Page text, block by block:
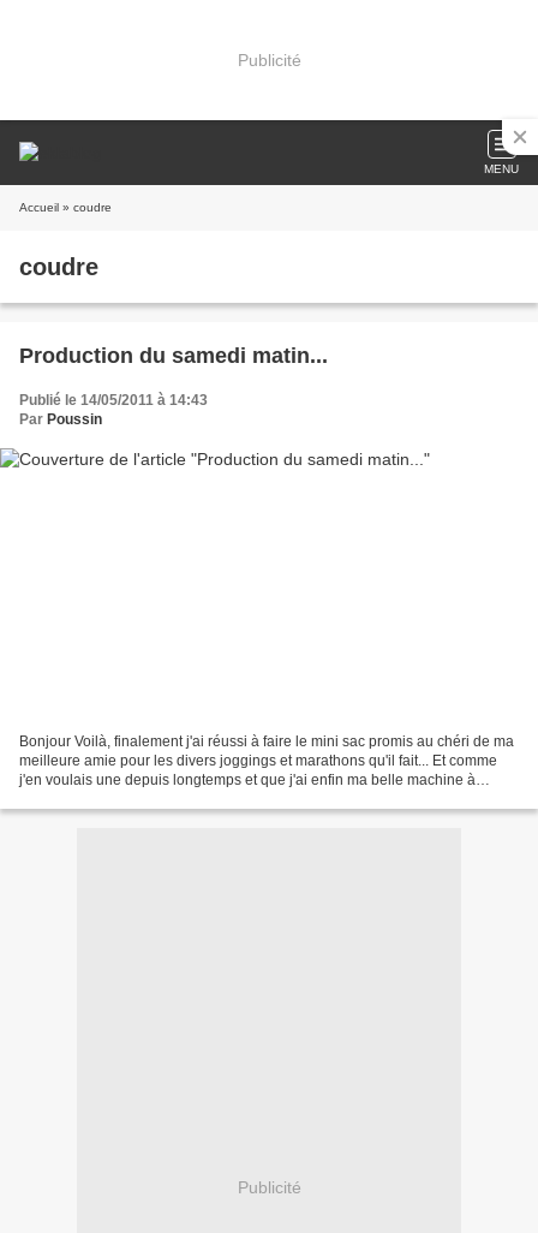
Publicité
MENU
Accueil » coudre
coudre
Production du samedi matin...
Publié le 14/05/2011 à 14:43
Par Poussin
Bonjour Voilà, finalement j'ai réussi à faire le mini sac promis au chéri de ma
meilleure amie pour les divers joggings et marathons qu'il fait... Et comme
j'en voulais une depuis longtemps et que j'ai enfin ma belle machine à
Publicité